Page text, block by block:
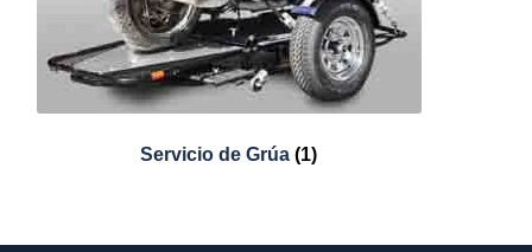
Servicio de Grúa(1)